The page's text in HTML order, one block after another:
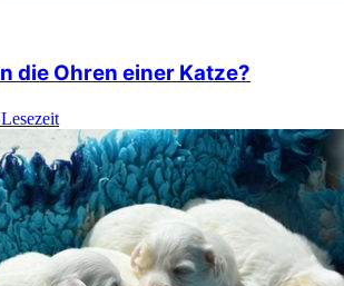
die Ohren einer Katze?